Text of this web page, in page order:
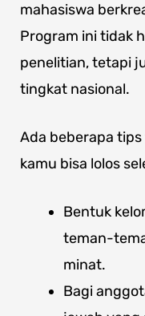
mahasiswa
Program ini tidak
penelitian, tetapi
tingkat nasional.
Ada beberapa
kamu bisa lolos
Bentuk
teman-
minat.
Bagi